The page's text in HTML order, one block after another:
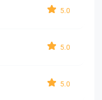
5.0
5.0
5.0